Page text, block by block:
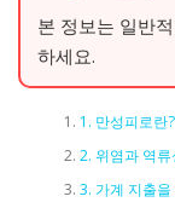
본 정보는 일반
하세요.
1. 만성피로란?
2. 위염과 역
3. 가계 지출